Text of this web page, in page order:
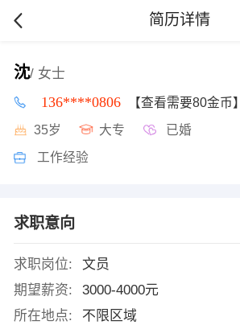
简历详情
沈/ 女士
136****0806 【查看需要80金币】
35岁 大专 已婚
工作经验
求职意向
求职岗位:
文员
期望薪资:
3000-4000元
所在地点:
不限区域